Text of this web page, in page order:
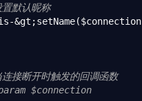
默认昵称
-&gt ;setName($connection
接断开时触发的回调函数
$connection